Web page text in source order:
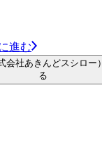
進む
会社あきんどスシロー
る